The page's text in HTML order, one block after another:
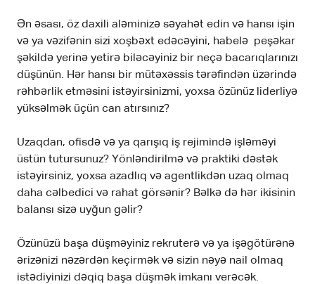
Ən əsası, öz daxili aləminizə səyahət edin və hansı işin
və ya vəzifənin sizi xoşbəxt edəcəyini, habelə peşəkar
şəkildə yerinə yetirə biləcəyiniz bir neçə bacarıqlarınızı
düşünün. Hər hansı bir mütəxəssis tərəfindən üzərində
rəhbərlik etməsini istəyirsinizmi, yoxsa özünüz liderliyə
yüksəlmək üçün can atırsınız?
Uzaqdan, ofisdə və ya qarışıq iş rejimində işləməyi
üstün tutursunuz? Yönləndirilmə və praktiki dəstək
istəyirsiniz, yoxsa azadlıq və agentlikdən uzaq olmaq
daha cəlbedici və rahat görsənir? Bəlkə də hər ikisinin
balansı sizə uyğun gəlir?
Özünüzü başa düşməyiniz rekruterə və ya işəgötürənə
ərizənizi nəzərdən keçirmək və sizin nəyə nail olmaq
istədiyinizi dəqiq başa düşmək imkanı verəcək.